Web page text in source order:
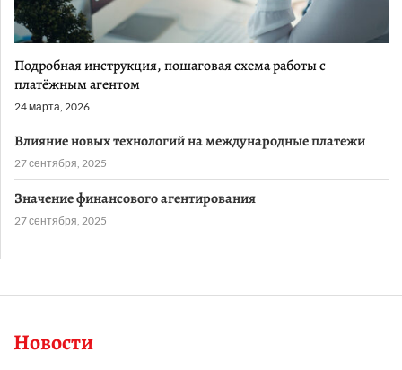
Подробная инструкция, пошаговая схема работы с
платёжным агентом
24 марта, 2026
Влияние новых технологий на международные платежи
27 сентября, 2025
Значение финансового агентирования
27 сентября, 2025
Новости